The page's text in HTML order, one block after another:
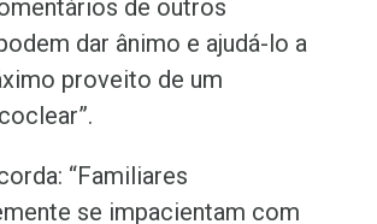
de outros
dar ânimo e ajudá-lo a
proveito de um
“Familiares
se impacientam com